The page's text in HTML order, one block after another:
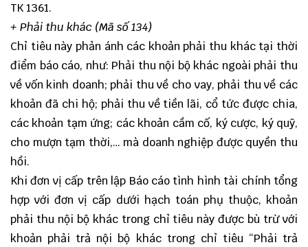
TK 1361.
+ Phải thu khác (Mã số 134)
Chỉ tiêu này phản ánh các khoản phải thu khác tại thời
điểm báo cáo, như: Phải thu nội bộ khác ngoài phải thu
về vốn kinh doanh; phải thu về cho vay, phải thu về các
khoản đã chi hộ; phải thu về tiền lãi, cổ tức được chia,
các khoản tạm ứng; các khoản cầm cố, ký cược, ký quỹ,
cho mượn tạm thời,… mà doanh nghiệp được quyền thu
hồi.
Khi đơn vị cấp trên lập Báo cáo tình hình tài chính tổng
hợp với đơn vị cấp dưới hạch toán phụ thuộc, khoản
phải thu nội bộ khác trong chỉ tiêu này được bù trừ với
khoản phải trả nội bộ khác trong chỉ tiêu “Phải trả